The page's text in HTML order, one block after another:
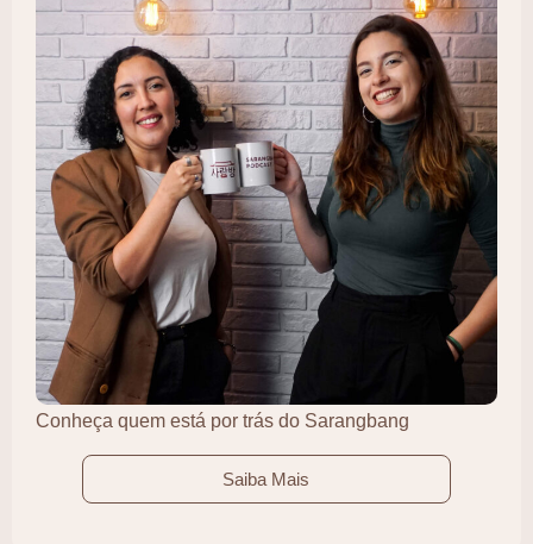
Conheça quem está por trás do Sarangbang
Saiba Mais